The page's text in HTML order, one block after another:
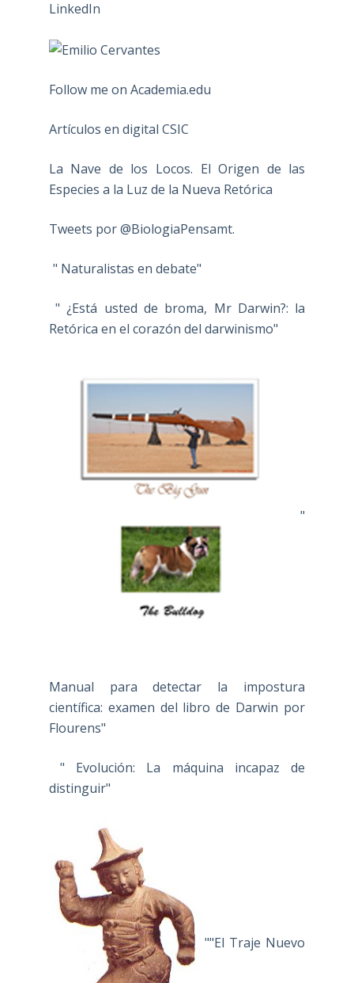
Follow me on Academia.edu
Artículos en digital CSIC
La Nave de los Locos. El Origen de las
Especies a la Luz de la Nueva Retórica
Tweets por @BiologiaPensamt.
" Naturalistas en debate"
" ¿Está usted de broma, Mr Darwin?: la
Retórica en el corazón del darwinismo"
"
Manual para detectar la impostura
científica: examen del libro de Darwin por
Flourens"
" Evolución: La máquina incapaz de
distinguir"
""El Traje Nuevo